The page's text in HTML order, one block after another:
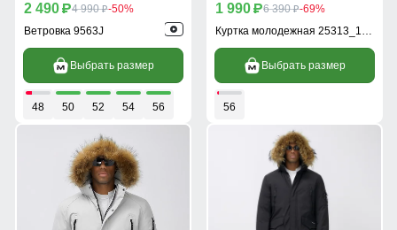
2 490 p4 990 p-50%
Ветровка 9563J
Выбрать размер
48 50 52 54 56
1 990 p6 390 p-69%
Куртка молодежная 25313_1Ch
Выбрать размер
56